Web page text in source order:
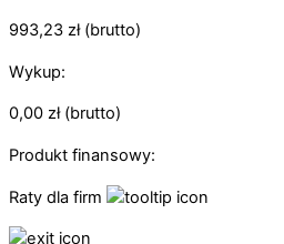
993,23 zł(brutto)
Wykup:
0,00 zł(brutto)
Produkt finansowy:
Raty dla firm